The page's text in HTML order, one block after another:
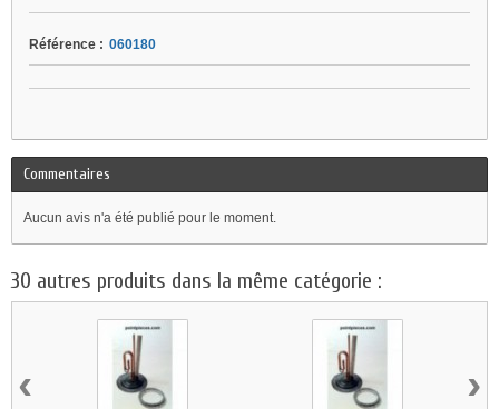
Référence : 060180
Commentaires
Aucun avis n'a été publié pour le moment.
30 autres produits dans la même catégorie :
‹ ›